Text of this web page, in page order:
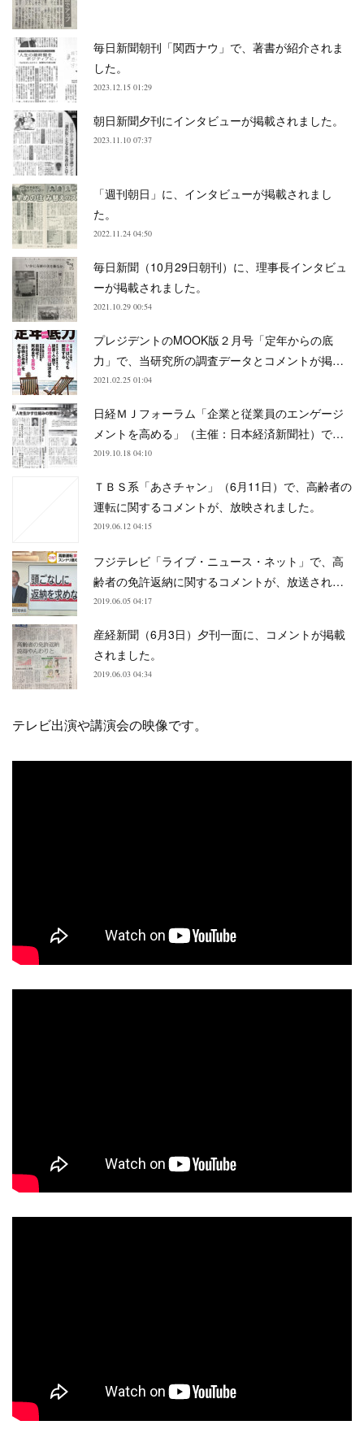
毎日新聞朝刊「関西ナウ」で、著書が紹介されま
した。
2023.12.15 01:29
朝日新聞夕刊にインタビューが掲載されました。
2023.11.10 07:37
「週刊朝日」に、インタビューが掲載されまし
た。
2022.11.24 04:50
毎日新聞（10月29日朝刊）に、理事長インタビュ
ーが掲載されました。
2021.10.29 00:54
プレジデントのMOOK版２月号「定年からの底
力」で、当研究所の調査データとコメントが掲…
2021.02.25 01:04
日経ＭＪフォーラム「企業と従業員のエンゲージ
メントを高める」（主催：日本経済新聞社）で…
2019.10.18 04:10
ＴＢＳ系「あさチャン」（6月11日）で、高齢者の
運転に関するコメントが、放映されました。
2019.06.12 04:15
フジテレビ「ライブ・ニュース・ネット」で、高
齢者の免許返納に関するコメントが、放送され…
2019.06.05 04:17
産経新聞（6月3日）夕刊一面に、コメントが掲載
されました。
2019.06.03 04:34
テレビ出演や講演会の映像です。